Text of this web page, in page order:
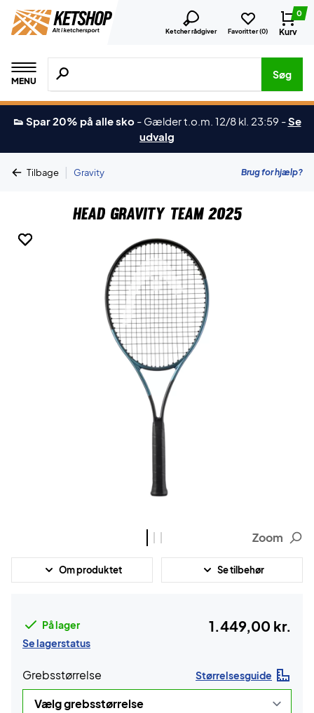
Ketcher rådgiver Favoritter (0)
0
Kurv
MENU
Søg efter produkter, mærker etc.
Søg
👟 Spar 20% på alle sko - Gælder t.o.m. 12/8 kl. 23:59 -Se
udvalg
Tilbage | Gravity Brug for hjælp?
Head Gravity Team 2025
Zoom
Om produktet Se tilbehør
På lager
Se lagerstatus
1.449,00 kr.
Grebsstørrelse Størrelsesguide